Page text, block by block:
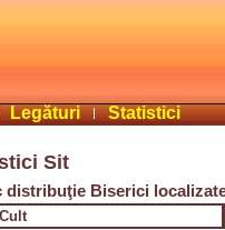
Legături Statistici
Sit
distribuţie Biserici
Cult